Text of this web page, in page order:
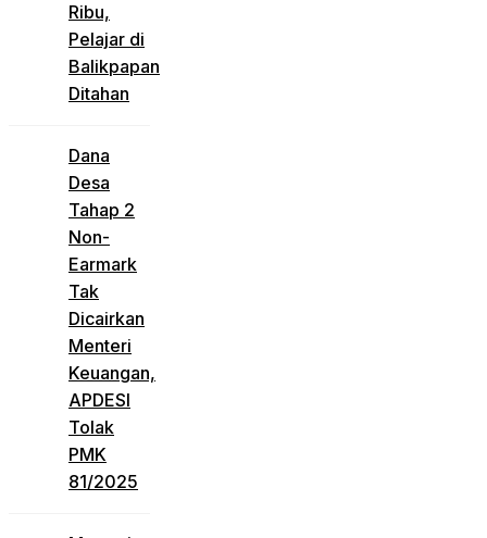
Ribu,
Pelajar di
Balikpapan
Ditahan
Dana
Desa
Tahap 2
Non-
Earmark
Tak
Dicairkan
Menteri
Keuangan,
APDESI
Tolak
PMK
81/2025